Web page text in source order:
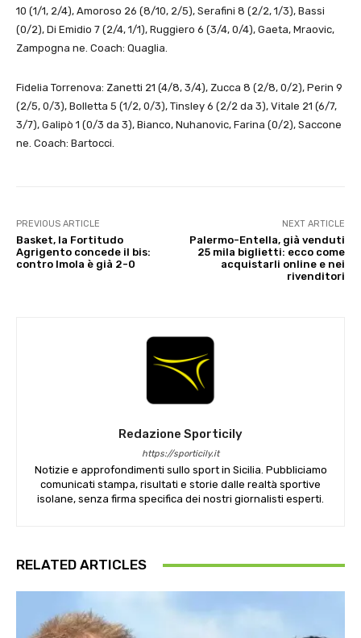
10 (1/1, 2/4), Amoroso 26 (8/10, 2/5), Serafini 8 (2/2, 1/3), Bassi
(0/2), Di Emidio 7 (2/4, 1/1), Ruggiero 6 (3/4, 0/4), Gaeta, Mraovic,
Zampogna ne. Coach: Quaglia.
Fidelia Torrenova: Zanetti 21 (4/8, 3/4), Zucca 8 (2/8, 0/2), Perin 9
(2/5, 0/3), Bolletta 5 (1/2, 0/3), Tinsley 6 (2/2 da 3), Vitale 21 (6/7,
3/7), Galipò 1 (0/3 da 3), Bianco, Nuhanovic, Farina (0/2), Saccone
ne. Coach: Bartocci.
PREVIOUS ARTICLE
Basket, la Fortitudo
Agrigento concede il bis:
contro Imola è già 2-0
NEXT ARTICLE
Palermo-Entella, già venduti
25 mila biglietti: ecco come
acquistarli online e nei
rivenditori
Redazione Sporticily
https://sporticily.it
Notizie e approfondimenti sullo sport in Sicilia. Pubbliciamo
comunicati stampa, risultati e storie dalle realtà sportive
isolane, senza firma specifica dei nostri giornalisti esperti.
RELATED ARTICLES